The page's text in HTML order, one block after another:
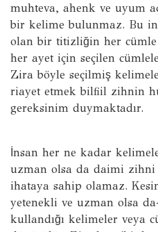
muhteva, ahenk ve uyum
bir kelime bulunmaz. Bu
olan bir titizliğin her cümle
her ayet için seçilen
Zira böyle seçilmiş
riayet etmek bilfiil zihnin
gereksinim duymaktadır.
İnsan her ne kadar
uzman olsa da daimi
ihataya sahip olamaz.
yetenekli ve uzman olsa
kullandığı kelimeler veya